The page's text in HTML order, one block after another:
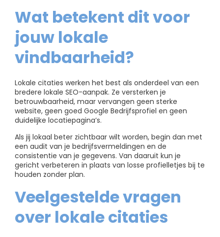
Wat betekent dit voor
jouw lokale
vindbaarheid?
Lokale citaties werken het best als onderdeel van een
bredere lokale SEO-aanpak. Ze versterken je
betrouwbaarheid, maar vervangen geen sterke
website, geen goed Google Bedrijfsprofiel en geen
duidelijke locatiepagina’s.
Als jij lokaal beter zichtbaar wilt worden, begin dan met
een audit van je bedrijfsvermeldingen en de
consistentie van je gegevens. Van daaruit kun je
gericht verbeteren in plaats van losse profielletjes bij te
houden zonder plan.
Veelgestelde vragen
over lokale citaties